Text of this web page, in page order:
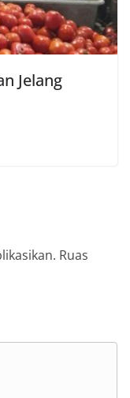
Jelang
Ruas